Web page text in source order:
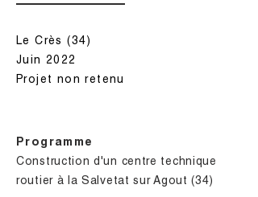
Le Crès (34)
Juin 2022
Projet non retenu
Programme
Construction d'un centre technique
routier à la Salvetat sur Agout (34)